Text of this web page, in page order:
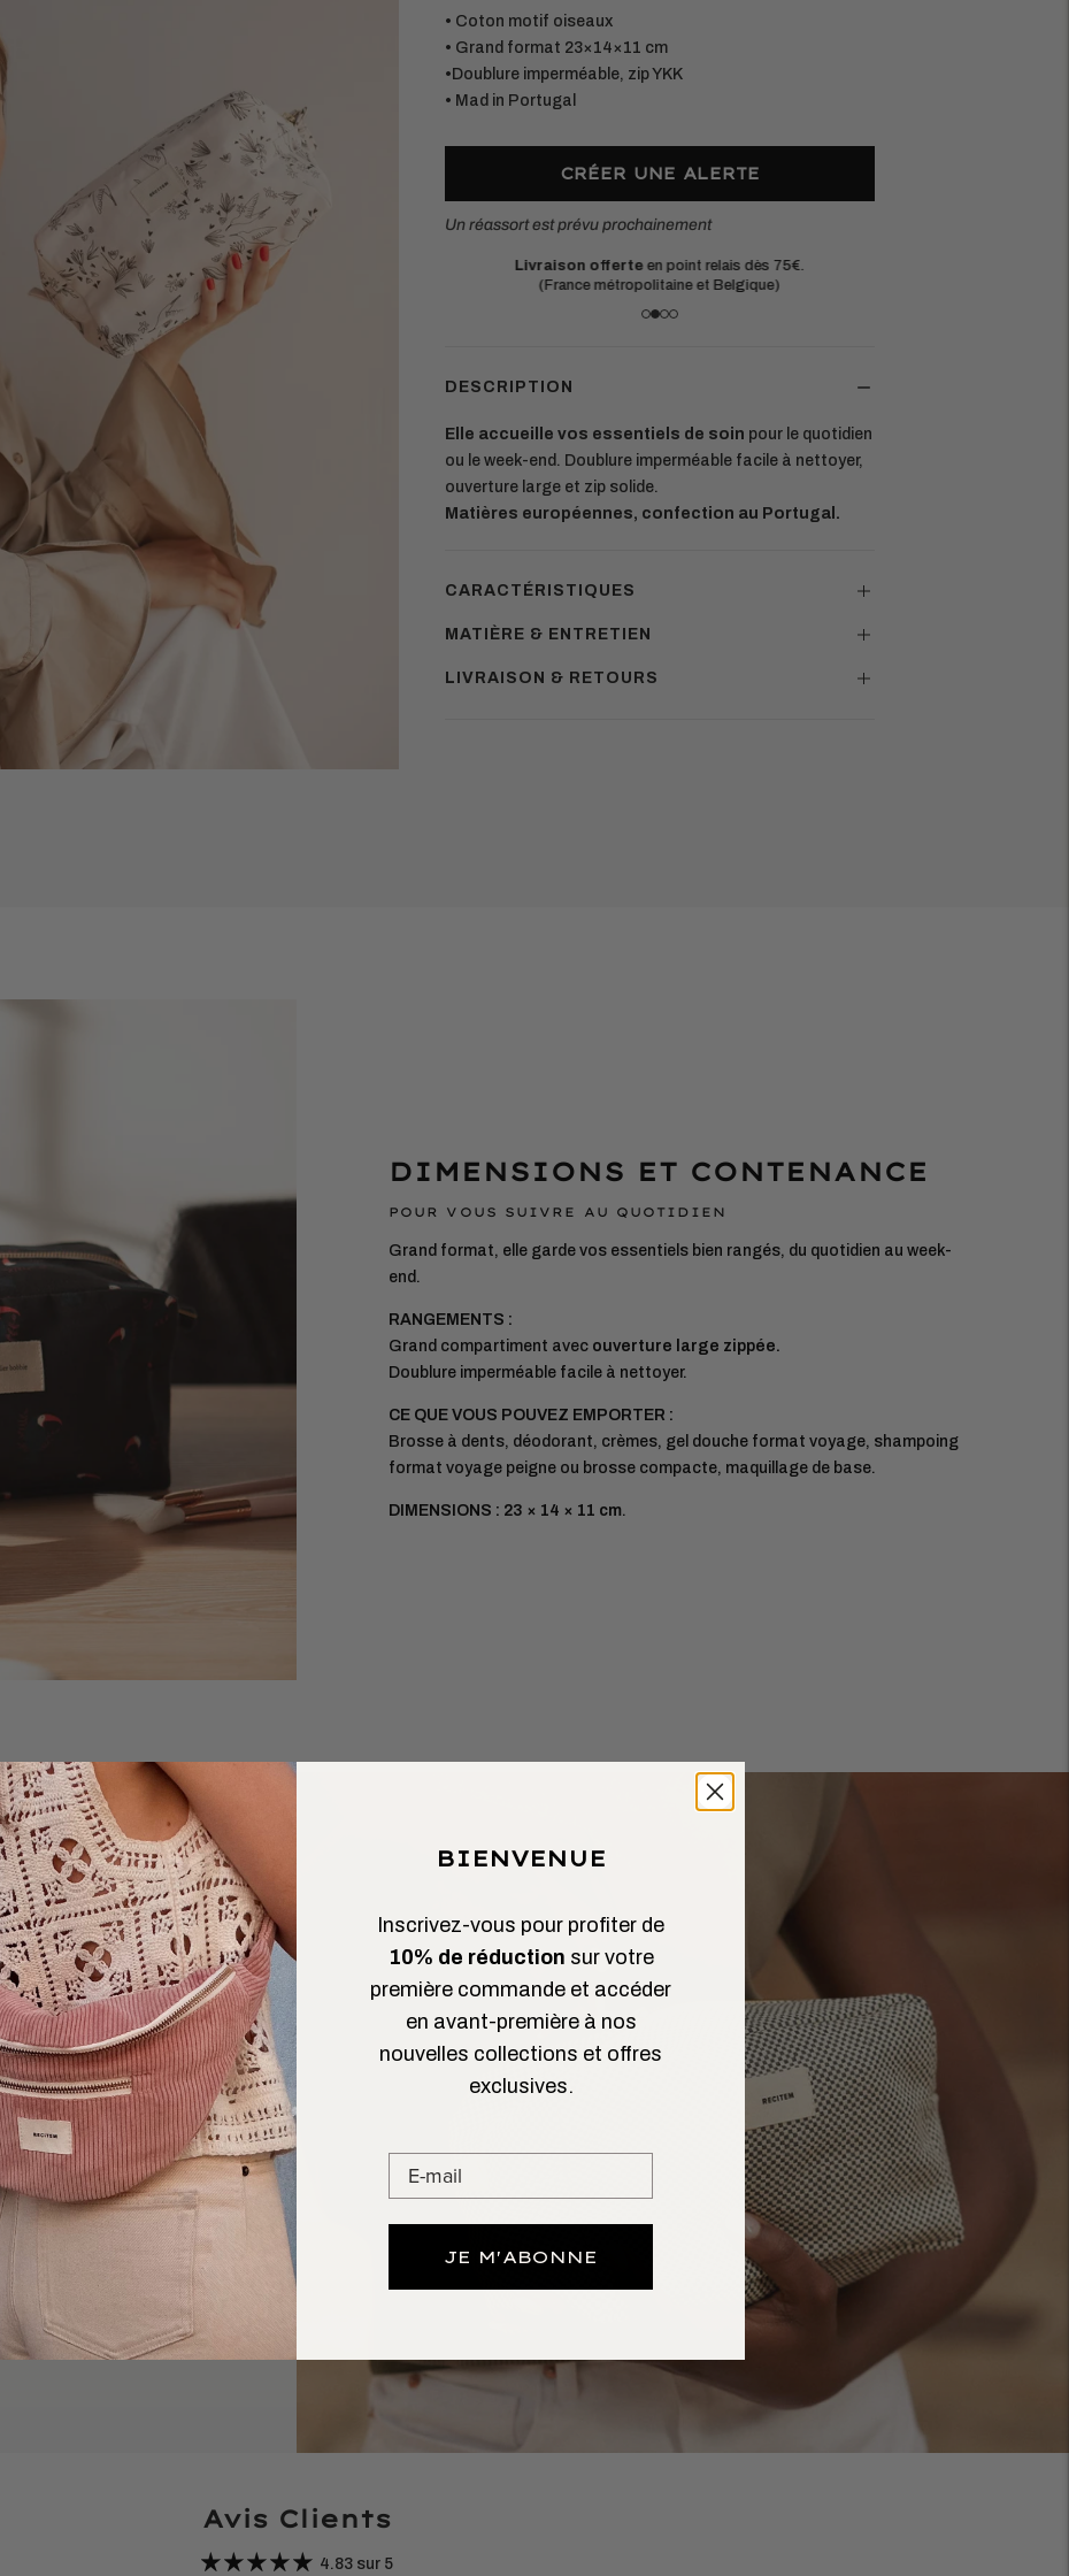
• Coton motif oiseaux
• Grand format 23×14×11 cm
•Doublure imperméable, zip YKK
• Mad in Portugal
CRÉER UNE ALERTE
Un réassort est prévu prochainement
Votre commande sera expédiée :
Retours simples
sous 14 jours
Livraison offerteen point relais dès 75€.
(France métropolitaine et Belgique)
DESCRIPTION
Elle accueille vos essentiels de soin pour le quotidien
ou le week-end. Doublure imperméable facile à nettoyer,
ouverture large et zip solide.
Matières européennes, confection au Portugal.
CARACTÉRISTIQUES
MATIÈRE & ENTRETIEN
LIVRAISON & RETOURS
DIMENSIONS ET CONTENANCE
POUR VOUS SUIVRE AU QUOTIDIEN
Grand format, elle garde vos essentiels bien rangés, du quotidien au week-
end.
RANGEMENTS :
Grand compartiment avec ouverture large zippée.
Doublure imperméable facile à nettoyer.
CE QUE VOUS POUVEZ EMPORTER :
Brosse à dents, déodorant, crèmes, gel douche format voyage, shampoing
format voyage peigne ou brosse compacte, maquillage de base.
DIMENSIONS : 23 × 14 × 11 cm.
L’AIMER
GARDE
partout et gardera vos
coup d’œil.
au Portugal.
Avis Clients
4.83 sur 5
BIENVENUE
Inscrivez-vous pour profiter de
10% de réduction sur votre
première commande et accéder
en avant-première à nos
nouvelles collections et offres
exclusives.
JE M'ABONNE